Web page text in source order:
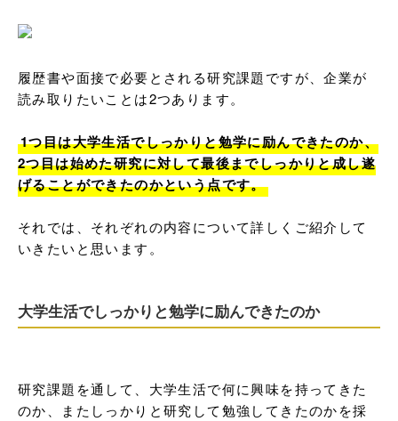
履歴書や面接で必要とされる研究課題ですが、企業が
読み取りたいことは2つあります。
1つ目は大学生活でしっかりと勉学に励んできたのか、
2つ目は始めた研究に対して最後までしっかりと成し遂
げることができたのかという点です。
それでは、それぞれの内容について詳しくご紹介して
いきたいと思います。
大学生活でしっかりと勉学に励んできたのか
研究課題を通して、大学生活で何に興味を持ってきた
のか、またしっかりと研究して勉強してきたのかを採